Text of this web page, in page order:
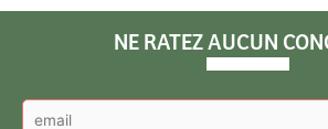
NE RATEZ AUCUN